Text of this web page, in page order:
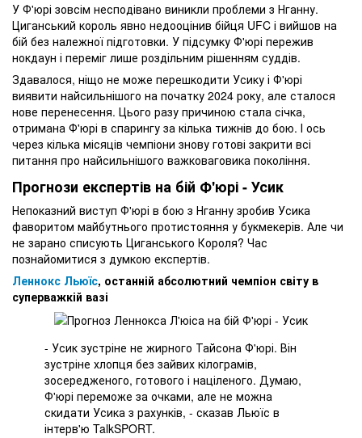
У Ф'юрі зовсім несподівано виникли проблеми з Нганну.
Циганський король явно недооцінив бійця UFC і вийшов на
бій без належної підготовки. У підсумку Ф'юрі пережив
нокдаун і переміг лише роздільним рішенням суддів.
Здавалося, ніщо не може перешкодити Усику і Ф'юрі
виявити найсильнішого на початку 2024 року, але сталося
нове перенесення. Цього разу причиною стала січка,
отримана Ф'юрі в спарингу за кілька тижнів до бою. І ось
через кілька місяців чемпіони знову готові закрити всі
питання про найсильнішого важковаговика покоління.
Прогнози експертів на бій Ф'юрі - Усик
Непоказний виступ Ф'юрі в бою з Нганну зробив Усика
фаворитом майбутнього протистояння у букмекерів. Але чи
не зарано списують Циганського Короля? Час
познайомитися з думкою експертів.
Леннокс Льюїс, останній абсолютний чемпіон світу в
суперважкій вазі
- Усик зустріне не жирного Тайсона Ф'юрі. Він
зустріне хлопця без зайвих кілограмів,
зосередженого, готового і націленого. Думаю,
Ф'юрі переможе за очками, але не можна
скидати Усика з рахунків, - сказав Льюїс в
інтерв'ю TalkSPORT.